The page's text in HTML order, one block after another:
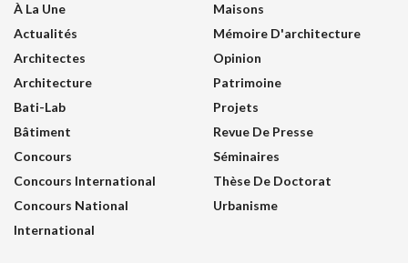
À La Une
Actualités
Architectes
Architecture
Bati-Lab
Bâtiment
Concours
Concours International
Concours National
International
Maisons
Mémoire D'architecture
Opinion
Patrimoine
Projets
Revue De Presse
Séminaires
Thèse De Doctorat
Urbanisme